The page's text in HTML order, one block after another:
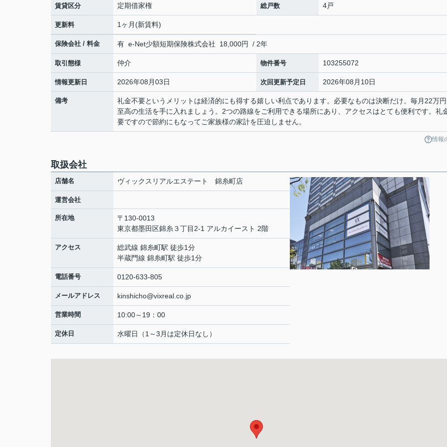
賃貸区分 定期借家権 総戸数 4戸
更新料 1ヶ月(新賃料)
保険会社 / 料金 有 e-Net少額短期保険株式会社 18,000円 / 2年
取引態様 仲介 物件番号 103255072
情報更新日 2026年08月03日 次回更新予定日 2026年08月10日
備考
礼金不要というメリットは経済的にも得する嬉しい利点であります。必要なものは決断だけ。毎月22万
至高の生活を手に入れましょう。2つの路線をご利用できる場所にあり、アクセスはとても便利です。礼
要ですので節約にもなってご家族様の家計を圧迫しません。
情報
取扱会社
店舗名 ヴィックスリアルエステート 錦糸町店
運営会社
所在地
〒130-0013
東京都墨田区錦糸３丁目2-1 アルカイースト 2階
アクセス
総武線 錦糸町駅 徒歩1分
半蔵門線 錦糸町駅 徒歩1分
電話番号 0120-633-805
メールアドレス kinshicho@vixreal.co.jp
営業時間 10:00～19：00
定休日 水曜日（1～3月は定休日なし）